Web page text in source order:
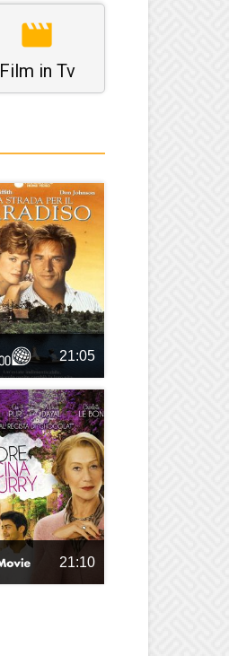
Film in Tv
21:05
21:10